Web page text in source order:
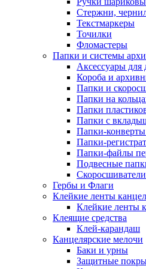
Стержни,
Текстмаркеры
Точилки
Фломастеры
Папки и системы
Аксессуары для
Короба и
Папки и
Папки на
Папки
Папки с
Папки-
Папки-
Папки-файлы
Подвесные
Гербы и Флаги
Клейкие ленты
Клейкие ленты
Клеящие средства
Клей-карандаш
Канцелярские мелочи
Баки и урны
Защитные